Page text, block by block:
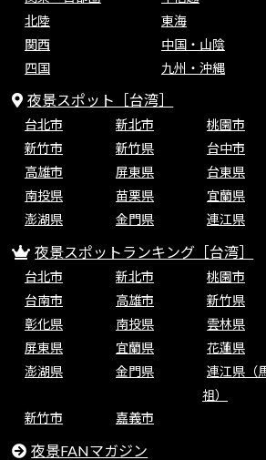
北陸
東海
関西
中国・山陰
四国
九州・沖縄
夜景スポット［台湾］
台北市 新北市 桃園市
新竹市
新竹県 台中市
高雄市
屏東県 台東県
南投県
苗栗県 宜蘭県
澎湖県
金門県 連江県
夜景スポットランキング［台湾］
台北市 新北市 桃園市
台南市
高雄市 新竹県
彰化県
南投県 雲林県
屏東県
宜蘭県 花蓮県
澎湖県
金門県
連江県（
祖）
新竹市 嘉義市
夜景FANマガジン